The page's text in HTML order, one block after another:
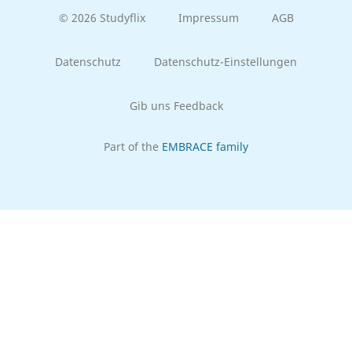
© 2026 Studyflix Impressum AGB
Datenschutz Datenschutz-Einstellungen
Gib uns Feedback
Part of the EMBRACE family